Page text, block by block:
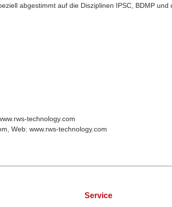
abgestimmt auf die Disziplinen IPSC, BDMP und
technology.com
Web: www.rws-technology.com
Service